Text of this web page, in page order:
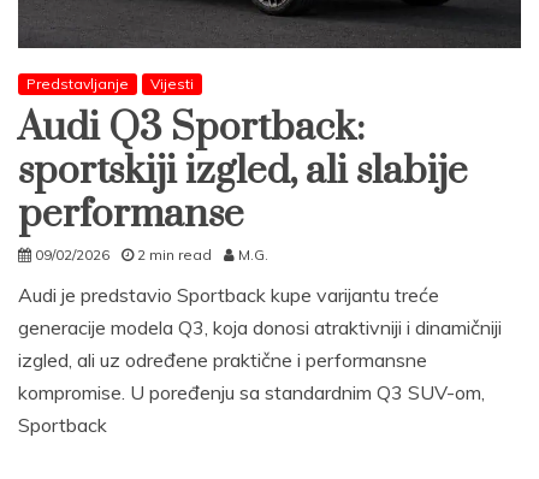
Predstavljanje Vijesti
Audi Q3 Sportback:
sportskiji izgled, ali slabije
performanse
09/02/2026 2 min read M.G.
Audi je predstavio Sportback kupe varijantu treće
generacije modela Q3, koja donosi atraktivniji i dinamičniji
izgled, ali uz određene praktične i performansne
kompromise. U poređenju sa standardnim Q3 SUV-om,
Sportback